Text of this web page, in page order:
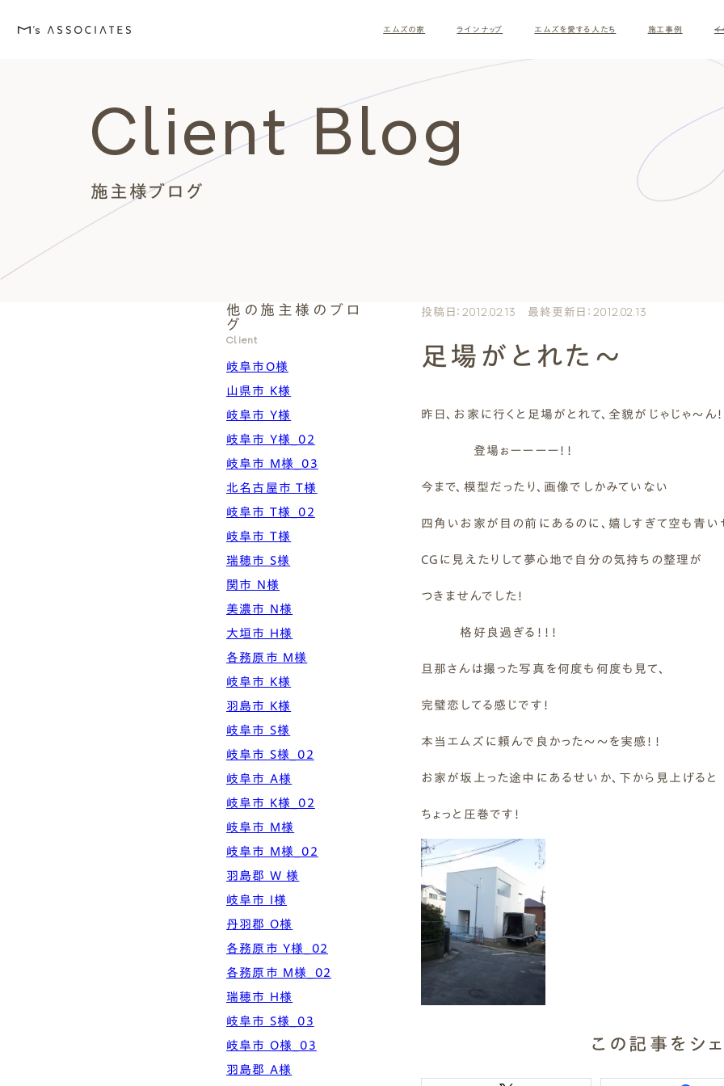
エムズの家
M's house
エムズの家
エムズの家について
M's house
10のお約束ごと、苦手な
こと
保証
ラインナップ
Lineup
ラインナップ
ラインナップ
Lineup
ナチュレエコ・アドバンス
（コスパ最強モデル）
Natureeco Advance
能ゼロエネルギー住宅）
上級モデル）
Hiraya&Nisetai
平屋住宅
Hiraya
二世帯住宅
エムズを愛する人たち
Love
エムズを愛する人たち
エムズを愛する人たち
Owners
お客様の暮らしインタビュー
Voice
施工事例
Works
施工事例
外観デザインスタイルから探す
Simple Modern
ナチュラルモダン
Natural Modern
外装仕様から探す
Exterior Type
軒アリ 軒無し
イ
Event・Blog
イベント・ブログ
イベント
Event・Blog
Event
ブログ
家づくりコラム 施主様ブログ[アメブロ]
About
エムズのこと
エムズのこと
About
Company
スタッフ紹介
Staff
施主様ブログ
Client Blog
投稿日：2012.02.13 最終更新日：2012.02.13
足場がとれた～
昨日、お家に行くと足場がとれて、全貌がじゃじゃ～ん！
登場ぉーーーー！！
今まで、模型だったり、画像でしかみていない
四角いお家が目の前にあるのに、嬉しすぎて空も青い
CGに見えたりして夢心地で自分の気持ちの整理が
つきませんでした！
格好良過ぎる！！！
旦那さんは撮った写真を何度も何度も見て、
完璧恋してる感じです！
本当エムズに頼んで良かった～～を実感！！
お家が坂上った途中にあるせいか、下から見上げると
ちょっと圧巻です！
この記事をシ
他の施主様のブロ
グ
Client
岐阜市O様
山県市 K様
岐阜市 Y様
岐阜市 Y様_02
岐阜市 M様_03
北名古屋市 T様
岐阜市 T様_02
岐阜市 T様
瑞穂市 S様
関市 N様
美濃市 N様
大垣市 H様
各務原市 M様
岐阜市 K様
羽島市 K様
岐阜市 S様
岐阜市 S様_02
岐阜市 A様
岐阜市 K様_02
岐阜市 M様
岐阜市 M様_02
羽島郡 W 様
岐阜市 I様
丹羽郡 O様
各務原市 Y様_02
各務原市 M様_02
瑞穂市 H様
岐阜市 S様_03
岐阜市 O様_03
羽島郡 A様